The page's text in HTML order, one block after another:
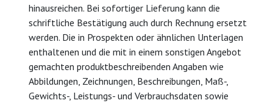
hinausreichen. Bei sofortiger Lieferung kann die
schriftliche Bestätigung auch durch Rechnung ersetzt
werden. Die in Prospekten oder ähnlichen Unterlagen
enthaltenen und die mit in einem sonstigen Angebot
gemachten produktbeschreibenden Angaben wie
Abbildungen, Zeichnungen, Beschreibungen, Maß-,
Gewichts-, Leistungs- und Verbrauchsdaten sowie